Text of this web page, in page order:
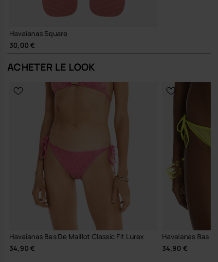
Havaianas en Belgique, et fais passer ton style au niveau supérieur.
Havaianas Square
30,00 €
ACHETER LE LOOK
Havaianas Bas De Maillot Classic Fit Lurex
34,90 €
Havaianas Bas
34,90 €